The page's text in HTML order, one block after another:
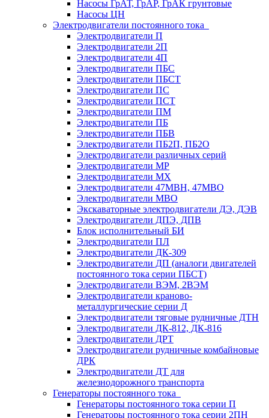
Насосы ГрАТ, ГрАР, ГрАК грунтовые
Насосы ЦН
Электродвигатели постоянного тока
Электродвигатели П
Электродвигатели 2П
Электродвигатели 4П
Электродвигатели ПБС
Электродвигатели ПБСТ
Электродвигатели ПС
Электродвигатели ПСТ
Электродвигатели ПМ
Электродвигатели ПБ
Электродвигатели ПБВ
Электродвигатели ПБ2П, ПБ2О
Электродвигатели различных серий
Электродвигатели МР
Электродвигатели MX
Электродвигатели 47MBH, 47МВО
Электродвигатели MBO
Экскаваторные электродвигатели ДЭ, ДЭВ
Электродвигатели ДПЭ, ДПВ
Блок исполнительный БИ
Электродвигатели ПЛ
Электродвигатели ДК-309
Электродвигатели ДП (аналоги двигателей
постоянного тока серии ПБСТ)
Электродвигатели ВЭМ, 2ВЭМ
Электродвигатели краново-
металлургические серии Д
Электродвигатели тяговые рудничные ДТН
Электродвигатели ДК-812, ДК-816
Электродвигатели ДРТ
Электродвигатели рудничные комбайновые
ДРК
Электродвигатели ДТ для
железнодорожного транспорта
Генераторы постоянного тока
Генераторы постоянного тока серии П
Генераторы постоянного тока серии 2ПН